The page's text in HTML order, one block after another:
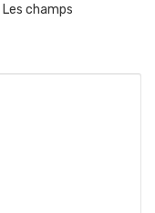
Les champs